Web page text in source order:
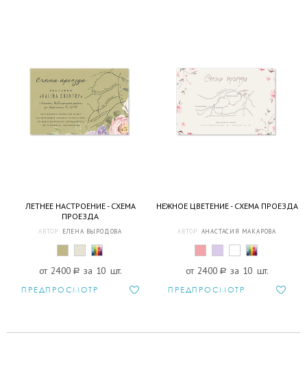
ЛЕТНЕЕ НАСТРОЕНИЕ - СХЕМА
ПРОЕЗДА
АВТОР: ЕЛЕНА ВЫРОДОВА
от 2400 a за 10 шт.
ПРЕДПРОСМОТР
НЕЖНОЕ ЦВЕТЕНИЕ - СХЕМА ПРОЕЗДА
АВТОР: АНАСТАСИЯ МАКАРОВА
от 2400 a за 10 шт.
ПРЕДПРОСМОТР